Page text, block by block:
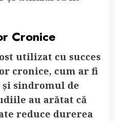
Cronice
utilizat cu succes
cronice, cum ar fi
sindromul de
au arătat că
reduce durerea